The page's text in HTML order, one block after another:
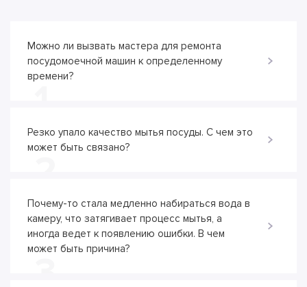
Можно ли вызвать мастера для ремонта
посудомоечной машин к определенному
времени?
Резко упало качество мытья посуды. С чем это
может быть связано?
Почему-то стала медленно набираться вода в
камеру, что затягивает процесс мытья, а
иногда ведет к появлению ошибки. В чем
может быть причина?